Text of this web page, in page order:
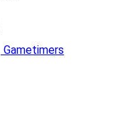
Gametimers